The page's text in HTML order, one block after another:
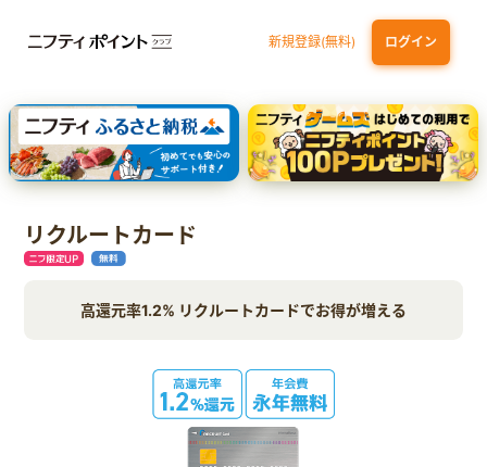
新規登録(無料) ログイン
エポスカード【最短1週間程度付与】
【親権者さまの代理申込専用】三井住友銀行Oliveお子さま用口座
三井住友カード（NL）
リクルートカード
高還元率1.2% リクルートカードでお得が増える